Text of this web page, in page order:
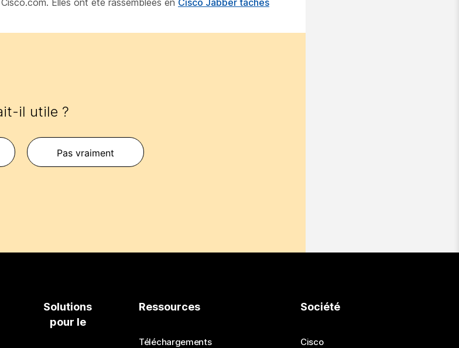
Elles ont été rassemblées en Cisco Jabber tâches
il utile ?
Pas vraiment
Solutions
pour le
Ressources
Téléchargements
Société
Cisco